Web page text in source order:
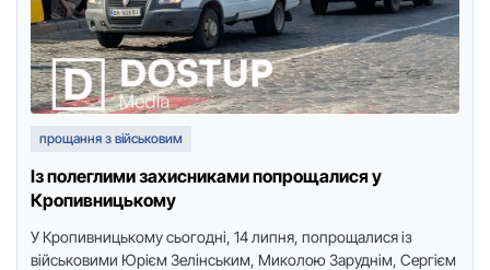
прощання з військовим
Із полеглими захисниками попрощалися у
Кропивницькому
У Кропивницькому сьогодні, 14 липня, попрощалися із
військовими Юрієм Зелінським, Миколою Заруднім, Сергієм